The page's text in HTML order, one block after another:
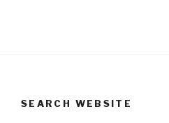
SEARCH WEBSITE